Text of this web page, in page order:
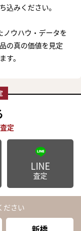
込みください。
ノウハウ・データを
の真の価値を見定
す。
LINE
査定
ださい